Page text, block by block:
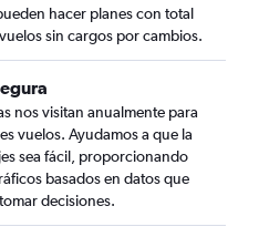
hacer planes con total
sin cargos por cambios.
nos visitan anualmente para
vuelos. Ayudamos a que la
sea fácil, proporcionando
basados en datos que
decisiones.